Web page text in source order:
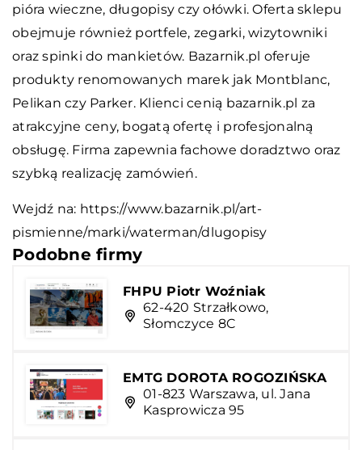
pióra wieczne, długopisy czy ołówki. Oferta sklepu
obejmuje również portfele, zegarki, wizytowniki
oraz spinki do mankietów. Bazarnik.pl oferuje
produkty renomowanych marek jak Montblanc,
Pelikan czy Parker. Klienci cenią bazarnik.pl za
atrakcyjne ceny, bogatą ofertę i profesjonalną
obsługę. Firma zapewnia fachowe doradztwo oraz
szybką realizację zamówień.
Wejdź na: https://www.bazarnik.pl/art-
pismienne/marki/waterman/dlugopisy
Podobne firmy
FHPU Piotr Woźniak
62-420 Strzałkowo,
Słomczyce 8C
EMTG DOROTA ROGOZIŃSKA
01-823 Warszawa, ul. Jana
Kasprowicza 95